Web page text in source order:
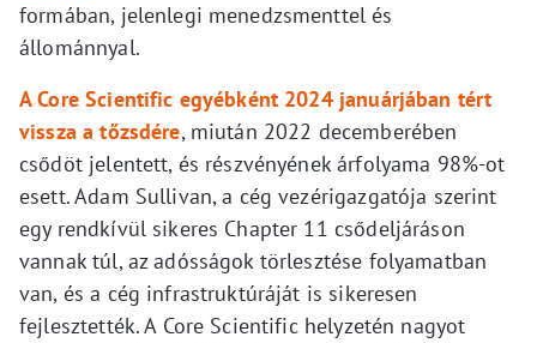
formában, jelenlegi menedzsmenttel és
állománnyal.
A Core Scientific egyébként 2024 januárjában tért
vissza a tőzsdére, miután 2022 decemberében
csődöt jelentett, és részvényének árfolyama 98%-ot
esett. Adam Sullivan, a cég vezérigazgatója szerint
egy rendkívül sikeres Chapter 11 csődeljáráson
vannak túl, az adósságok törlesztése folyamatban
van, és a cég infrastruktúráját is sikeresen
fejlesztették. A Core Scientific helyzetén nagyot